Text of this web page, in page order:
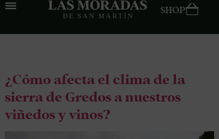
SHOP
¿Cómo afecta el clima de la
sierra de Gredos a nuestros
viñedos y vinos?